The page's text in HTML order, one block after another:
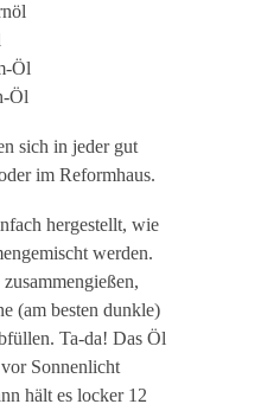
Öl
Öl
sich in jeder gut
im Reformhaus.
hergestellt, wie
werden.
(am besten dunkle)
Ta-da! Das Öl
Sonnenlicht
hält es locker 12